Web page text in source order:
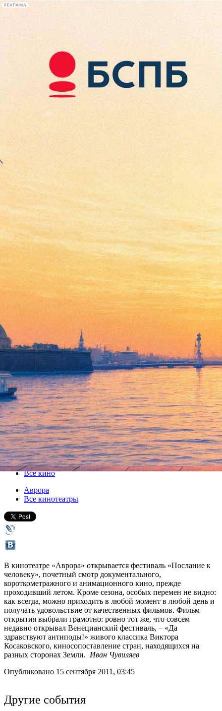
РЕКЛАМА
Сегодня:
2026.08.07
10:19
Афиша Plus
«Да здравствуют антиподы!»
на «Послании к человеку»
23 сентября 2011, пятница,19.30
Версия для печати
Все кино
Аврора
Все кинотеатры
В кинотеатре «Аврора» открывается фестиваль «Послание к
человеку», почетный смотр документального,
короткометражного и анимационного кино, прежде
проходивший летом. Кроме сезона, особых перемен не видно:
как всегда, можно приходить в любой момент в любой день и
получать удовольствие от качественных фильмов. Фильм
открытия выбрали грамотно: ровно тот же, что совсем
недавно открывал Венецианский фестиваль, – «Да
здравствуют антиподы!» живого классика Виктора
Косаковского, киносопоставление стран, находящихся на
разных сторонах Земли. Иван Чувиляев
Опубликовано 15 сентября 2011, 03:45
Другие события